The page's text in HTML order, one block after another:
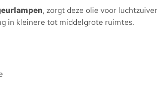
, zorgt deze olie voor
in kleinere tot middelgrote ruimtes.